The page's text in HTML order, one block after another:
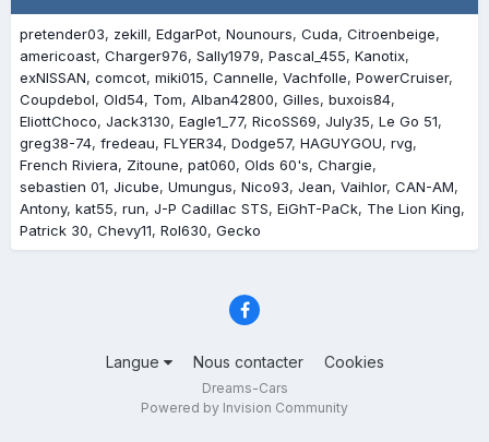
pretender03 zekill EdgarPot Nounours Cuda Citroenbeige
americoast Charger976 Sally1979 Pascal_455 Kanotix
exNISSAN comcot miki015 Cannelle Vachfolle PowerCruiser
Coupdebol Old54 Tom Alban42800 Gilles buxois84
EliottChoco Jack3130 Eagle1_77 RicoSS69 July35 Le Go 51
greg38-74 fredeau FLYER34 Dodge57 HAGUYGOU rvg
French Riviera
Zitoune pat060 Olds 60's Chargie
sebastien 01 Jicube Umungus Nico93 Jean Vaihlor CAN-AM
Antony kat55 run J-P Cadillac STS EiGhT-PaCk The Lion King
Patrick 30 Chevy11 Rol630 Gecko
Langue Nous contacter Cookies
Dreams-Cars
Powered by Invision Community